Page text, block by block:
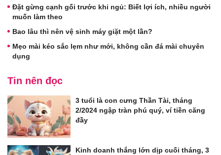
Đặt gừng cạnh gối trước khi ngủ: Biết lợi ích, nhiều người
muốn làm theo
Bao lâu thì nên vệ sinh máy giặt một lần?
Mẹo mài kéo sắc lẹm như mới, không cần đá mài chuyên
dụng
Tin nên đọc
3 tuổi là con cưng Thần Tài, tháng
2/2024 ngập tràn phú quý, ví tiền căng
đầy
Kinh doanh thắng lớn dịp cuối tháng, 3